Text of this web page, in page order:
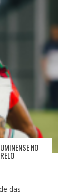
NO
das